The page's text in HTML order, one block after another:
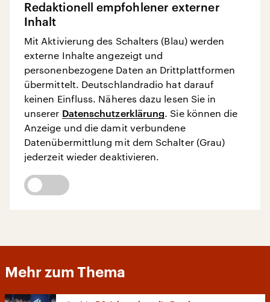
Redaktionell empfohlener externer
Inhalt
Mit Aktivierung des Schalters (Blau) werden
externe Inhalte angezeigt und
personenbezogene Daten an Drittplattformen
übermittelt. Deutschlandradio hat darauf
keinen Einfluss. Näheres dazu lesen Sie in
unserer Datenschutzerklärung. Sie können die
Anzeige und die damit verbundene
Datenübermittlung mit dem Schalter (Grau)
jederzeit wieder deaktivieren.
Mehr zum Thema